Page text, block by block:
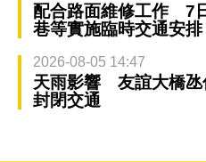
配合路面維修工作 7
巷等實施臨時交通安排
2026-08-05 14:47
天雨影響 友誼大橋氹
封閉交通